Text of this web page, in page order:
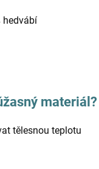
hedvábí
materiál?
tělesnou teplotu